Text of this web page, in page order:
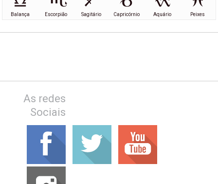
Balança Escorpião Sagitário Capricórnio Aquário Peixes
As redes
Sociais